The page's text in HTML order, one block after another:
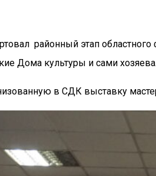
районный этап
Дома культуры и сами
в СДК выставку